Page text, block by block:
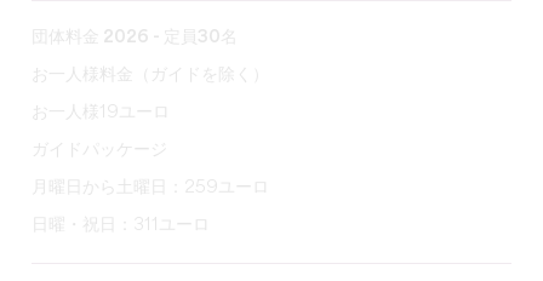
団体料金 2026 - 定員30名
お一人様料金（ガイドを除く）
お一人様19ユーロ
ガイドパッケージ
月曜日から土曜日：259ユーロ
日曜・祝日：311ユーロ